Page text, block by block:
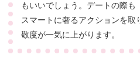
もいいでしょう。デートの際も
スマートに奢るアクションを取
敬度が一気に上がります。